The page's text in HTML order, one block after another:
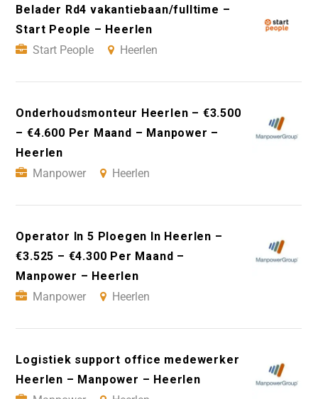
Belader Rd4 vakantiebaan/fulltime –
Start People – Heerlen
Start People
Heerlen
Onderhoudsmonteur Heerlen – €3.500
– €4.600 Per Maand – Manpower –
Heerlen
Manpower
Heerlen
Operator In 5 Ploegen In Heerlen –
€3.525 – €4.300 Per Maand –
Manpower – Heerlen
Manpower
Heerlen
Logistiek support office medewerker
Heerlen – Manpower – Heerlen